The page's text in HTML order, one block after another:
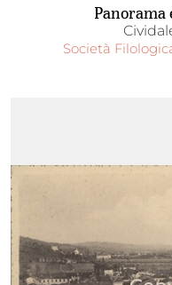
Panorama
Società